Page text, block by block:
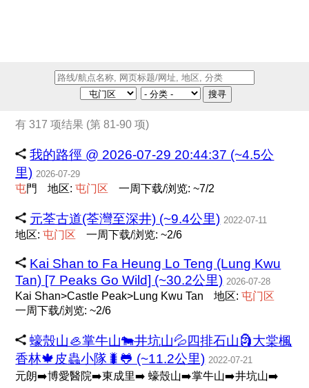
搜寻
有 317 项结果 (第 81-90 项)
我的路徑 @ 2026-07-29 20:44:37 (~4.5公
里) 2026-07-29
屯門 地区:屯门 区 一周下载/浏览: ~7/2
元荃古道(荃灣至深井) (~9.4公里) 2022-07-11
地区:屯门 区 一周下载/浏览: ~2/6
Kai Shan to Fa Heung Lo Teng (Lung Kwu
Tan) [7 Peaks Go Wild] (~30.2公里) 2026-07-28
Kai Shan>Castle Peak>Lung Kwu Tan 地区:屯门 区
一周下载/浏览: ~2/6
蠔殼山🦪掌牛山🐄井坑山💦四排石山🗿大棠楓
香林🍁皮蟲小隊🐛🐸 (~11.2公里) 2022-07-21
元朗➡️博愛醫院➡️東成里➡️ 蠔殼山➡️掌牛山➡️井坑山➡️